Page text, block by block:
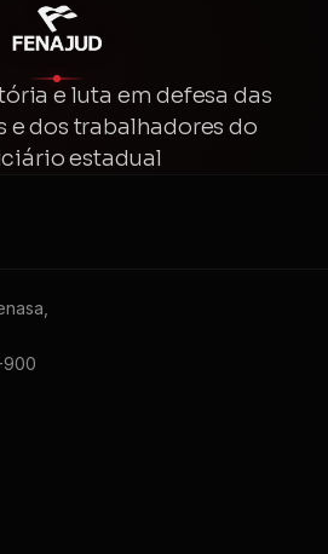
e luta em defesa das
e dos trabalhadores do
estadual
900